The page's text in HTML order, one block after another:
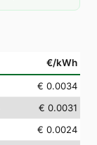
€/kWh
€ 0.0034
€ 0.0031
€ 0.0024